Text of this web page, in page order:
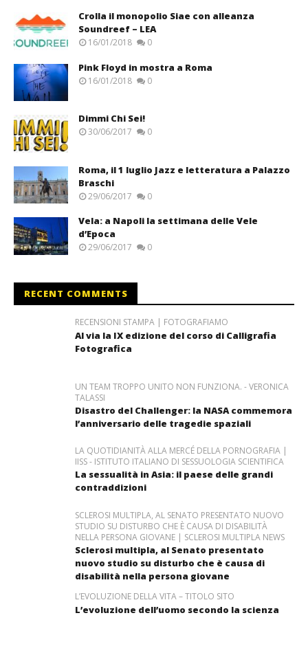
Crolla il monopolio Siae con alleanza
Soundreef – LEA
16/01/2018 0
Pink Floyd in mostra a Roma
16/01/2018 0
Dimmi Chi Sei!
30/06/2017 0
Roma, il 1 luglio Jazz e letteratura a Palazzo
Braschi
29/06/2017 0
Vela: a Napoli la settimana delle Vele
d’Epoca
29/06/2017 0
RECENT COMMENTS
RECENSIONI STAMPA | FOTOGRAFIAMO
Al via la IX edizione del corso di Calligrafia
Fotografica
UN TEAM TROPPO UNITO NON FUNZIONA. - VERONICA
TALASSI
Disastro del Challenger: la NASA commemora
l’anniversario delle tragedie spaziali
LA QUOTIDIANITÀ ALLA MERCÉ DELLA PORNOGRAFIA |
IISS - ISTITUTO ITALIANO DI SESSUOLOGIA SCIENTIFICA
La sessualità in Asia: il paese delle grandi
contraddizioni
SCLEROSI MULTIPLA, AL SENATO PRESENTATO NUOVO
STUDIO SU DISTURBO CHE È CAUSA DI DISABILITÀ
NELLA PERSONA GIOVANE | SCLEROSI MULTIPLA NEWS
Sclerosi multipla, al Senato presentato
nuovo studio su disturbo che è causa di
disabilità nella persona giovane
L’EVOLUZIONE DELLA VITA – TITOLO SITO
L’evoluzione dell’uomo secondo la scienza